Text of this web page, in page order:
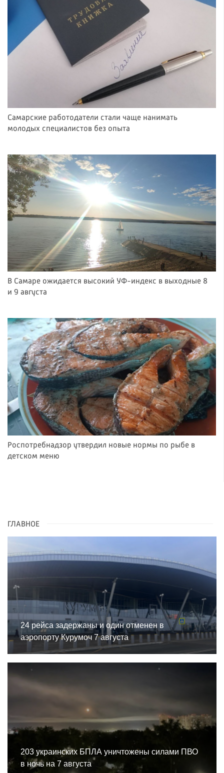
Самарские работодатели стали чаще нанимать
молодых специалистов без опыта
В Самаре ожидается высокий УФ-индекс в выходные 8
и 9 августа
Роспотребнадзор утвердил новые нормы по рыбе в
детском меню
ГЛАВНОЕ
24 рейса задержаны и один отменен в
аэропорту Курумоч 7 августа
203 украинских БПЛА уничтожены силами ПВО
в ночь на 7 августа